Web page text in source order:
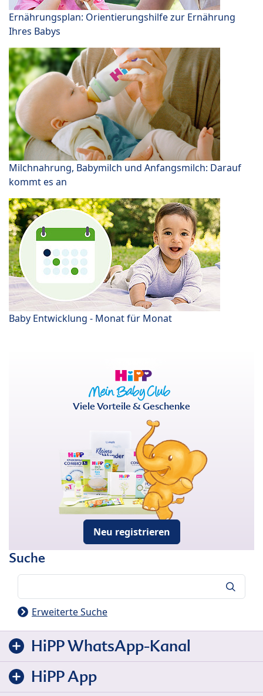
Ernährungsplan: Orientierungshilfe zur Ernährung
Ihres Babys
Milchnahrung, Babymilch und Anfangsmilch: Darauf
kommt es an
Baby Entwicklung - Monat für Monat
Viele Vorteile & Geschenke
Neu registrieren
Suche
Erweiterte Suche
HiPP WhatsApp-Kanal
HiPP App